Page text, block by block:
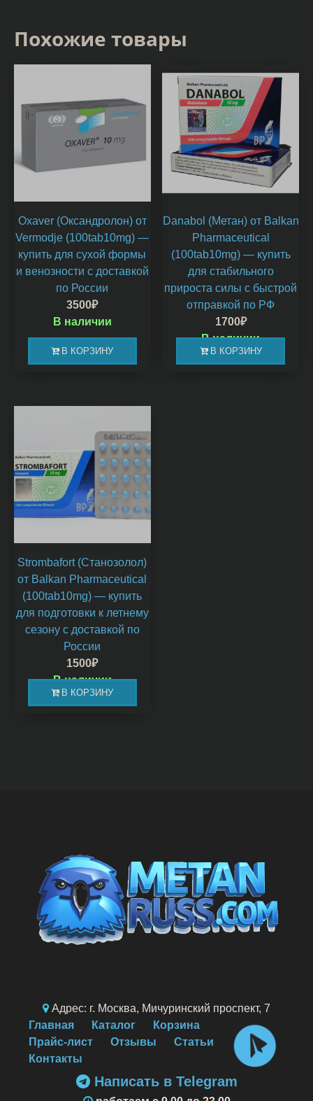
Похожие товары
Oxaver (Оксандролон) от
Vermodje (100tab10mg) —
купить для сухой формы
и венозности с доставкой
по России
3500₽
В КОРЗИНУ
В наличии
Danabol (Метан) от Balkan
Pharmaceutical
(100tab10mg) — купить
для стабильного
прироста силы с быстрой
отправкой по РФ
1700₽
В КОРЗИНУ
В наличии
Strombafort (Станозолол)
от Balkan Pharmaceutical
(100tab10mg) — купить
для подготовки к летнему
сезону с доставкой по
России
1500₽
В КОРЗИНУ
В наличии
Адрес: г. Москва, Мичуринский проспект, 7
Главная
Каталог
Корзина
Прайс-лист
Отзывы
Статьи
Контакты
Написать в Telegram